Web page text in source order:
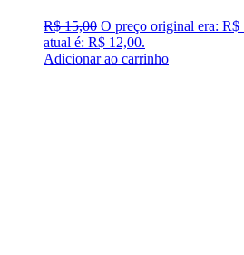
R$15,00 O preço original era: R$
atual é: R$ 12,00.
Adicionar ao carrinho